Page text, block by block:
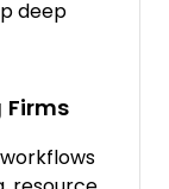
deep
Firms